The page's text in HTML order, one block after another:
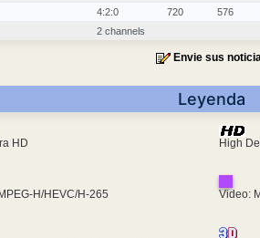
4:2:0 720 576
2 channels
Envie sus
Leyenda
HD High
H/HEVC/H-265 Video: